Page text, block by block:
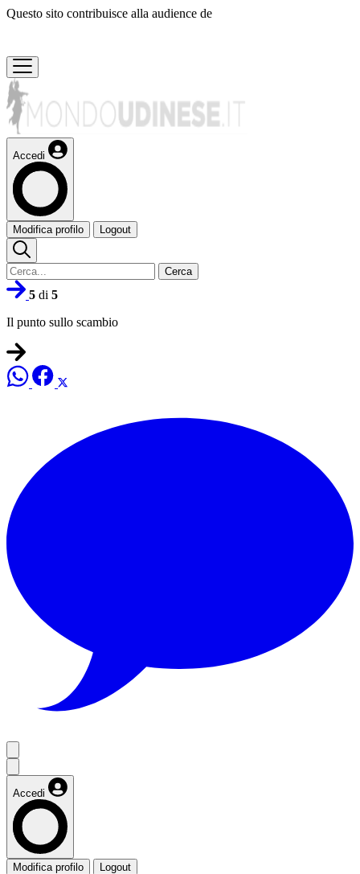
Questo sito contribuisce alla audience de
Accedi
Modifica profilo Logout
Cerca
5 di 5
Il punto sullo scambio
Accedi
Modifica profilo Logout